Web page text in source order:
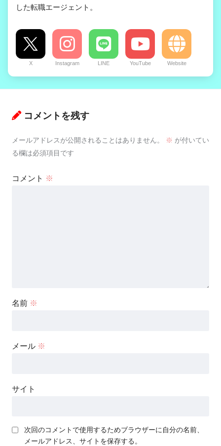
した転職エージェント。
X Instagram LINE YouTube Website
コメントを残す
メールアドレスが公開されることはありません。 ※ が付いてい
る欄は必須項目です
コメント ※
名前 ※
メール ※
サイト
次回のコメントで使用するためブラウザーに自分の名前、
メールアドレス、サイトを保存する。